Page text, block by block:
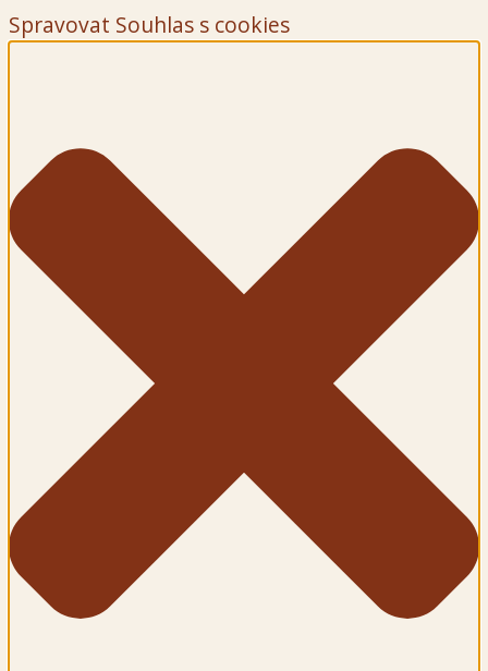
Spravovat Souhlas s cookies